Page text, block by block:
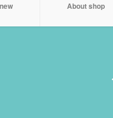
About shop